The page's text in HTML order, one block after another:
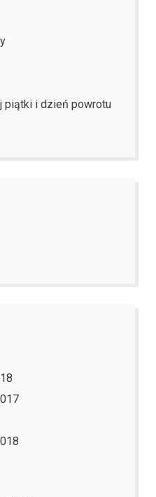
piątki i dzień powrotu